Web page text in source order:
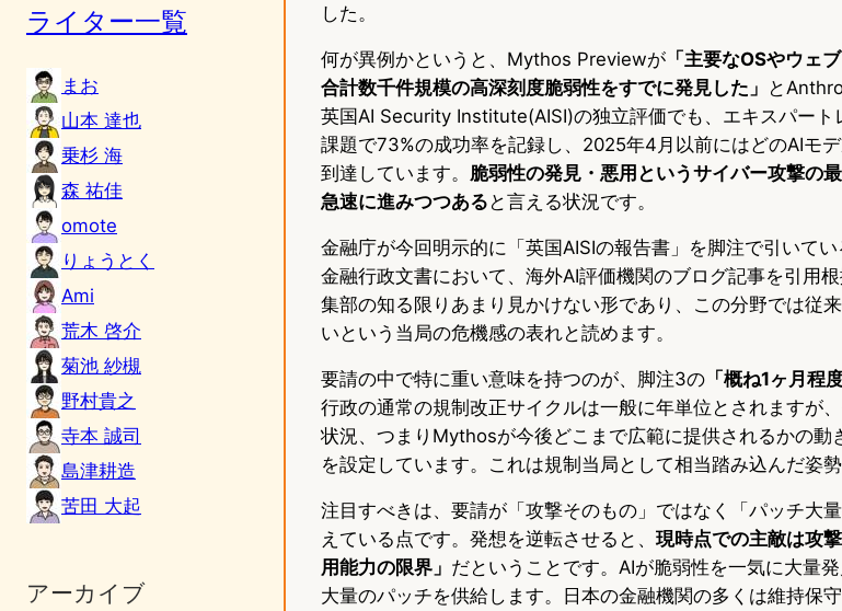
ライター一覧
まお
山本 達也
乗杉 海
森 祐佳
omote
りょうとく
Ami
荒木 啓介
菊池 紗槻
野村貴之
寺本 誠司
島津耕造
苦田 大起
アーカイブ
した。
何が異例かというと、Mythos Previewが「主要なOSやウェ
合計数千件規模の高深刻度脆弱性をすでに発見した」 と
英国AI Security Institute(AISI)の独立評価でも、エキスパー
課題で73%の成功率を記録し、2025年4月以前にはどのAIモ
到達しています。 脆弱性の発見・悪用というサイバー攻撃の
急速に進みつつある と言える状況です。
金融庁が今回明示的に「英国AISIの報告書」を脚注で引いて
金融行政文書において、海外AI評価機関のブログ記事を引用
集部の知る限りあまり見かけない形であり、この分野では従
いという当局の危機感の表れと読めます。
要請の中で特に重い意味を持つのが、脚注3の「概ね1ヶ月程
行政の通常の規制改正サイクルは一般に年単位とされますが
状況、つまりMythosが今後どこまで広範に提供されるかの動
を設定しています。これは規制当局として相当踏み込んだ姿勢
注目すべきは、要請が「攻撃そのもの」ではなく「パッチ大
えている点です。発想を逆転させると、 現時点での主敵は攻
用能力の限界」 だということです。AIが脆弱性を一気に大量
大量のパッチを供給します。日本の金融機関の多くは維持保